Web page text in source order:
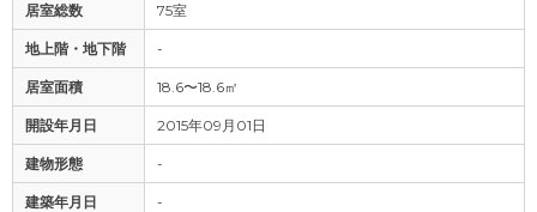
居室総数 75室
地上階・地下階 -
居室面積 18.6〜18.6㎡
開設年月日 2015年09月01日
建物形態 -
建築年月日 -